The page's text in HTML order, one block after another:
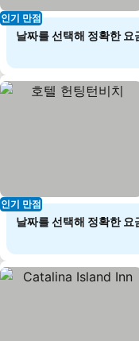
인기 만점
날짜를 선택해 정확한 요
인기 만점
날짜를 선택해 정확한 요